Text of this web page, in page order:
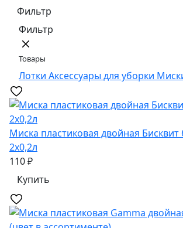
Фильтр
Фильтр
Товары
Лотки Аксессуары для уборки
Миска пластиковая двойная
2х0,2л
110 ₽
Купить